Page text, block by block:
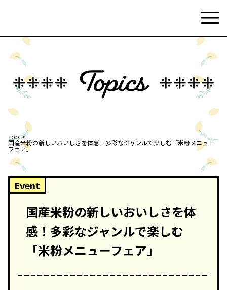
Top
国産米粉の新しいおいしさを体感！多彩なジャンルで楽しむ「米粉メニュー
フェア」
Event
国産米粉の新しいおいしさを体
感！多彩なジャンルで楽しむ
「米粉メニューフェア」